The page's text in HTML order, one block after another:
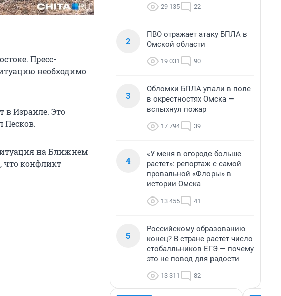
Пресс-
необходимо
в Израиле. Это
Песков.
на Ближнем
что конфликт
29 135 22
2
ПВО отражает атаку БПЛА в
Омской области
19 031 90
3
Обломки БПЛА упали в поле
в окрестностях Омска —
вспыхнул пожар
17 794 39
4
«У меня в огороде больше
растет»: репортаж с самой
провальной «Флоры» в
истории Омска
13 455 41
5
Российскому образованию
конец? В стране растет число
стобалльников ЕГЭ — почему
это не повод для радости
13 311 82